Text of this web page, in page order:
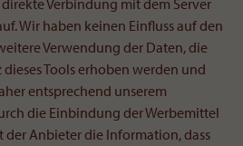
Verbindung mit dem Server
Wir haben keinen Einfluss auf den
Verwendung der Daten, die
Tools erhoben werden und
entsprechend unserem
die Einbindung der Werbemittel
der Anbieter die Information, dass